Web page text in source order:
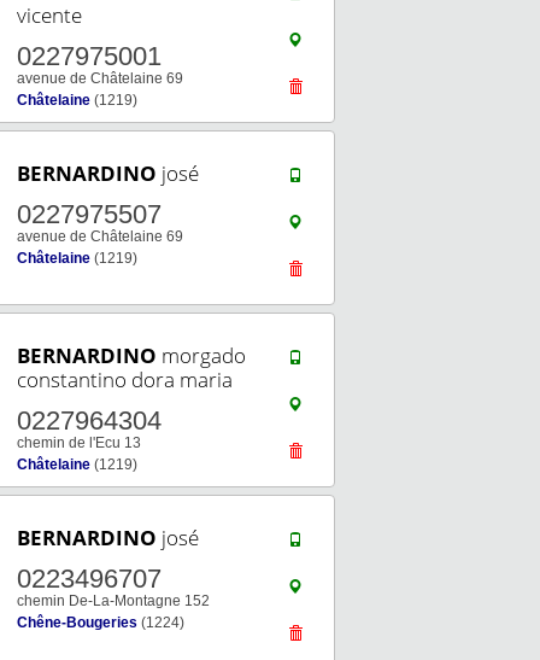
vicente
0227975001
avenue de Châtelaine 69
Châtelaine (1219)
BERNARDINO josé
0227975507
avenue de Châtelaine 69
Châtelaine (1219)
BERNARDINO morgado
constantino dora maria
0227964304
chemin de l'Ecu 13
Châtelaine (1219)
BERNARDINO josé
0223496707
chemin De-La-Montagne 152
Chêne-Bougeries (1224)